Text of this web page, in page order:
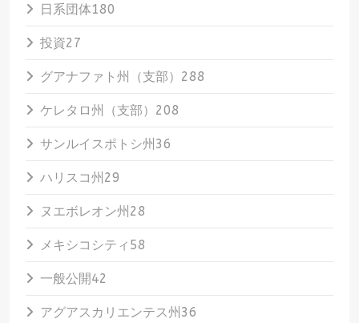
日系団体180
投資27
グアナファト州（支部） 288
ケレタロ州（支部） 208
サンルイスポトシ州 36
ハリスコ州 29
ヌエボレオン州 28
メキシコシティ 58
一般公開42
アグアスカリエンテス州 36